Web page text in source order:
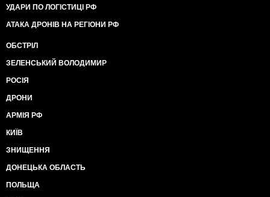
УДАРИ ПО ЛОГІСТИЦІ РФ
АТАКА ДРОНІВ НА РЕГІОНИ РФ
ОБСТРІЛ
ЗЕЛЕНСЬКИЙ ВОЛОДИМИР
РОСІЯ
ДРОНИ
АРМІЯ РФ
КИЇВ
ЗНИЩЕННЯ
ДОНЕЦЬКА ОБЛАСТЬ
ПОЛЬЩА